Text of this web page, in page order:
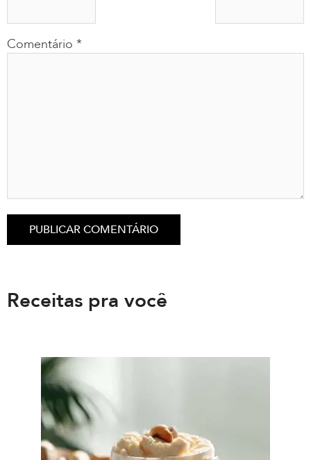
Comentário *
Receitas pra você